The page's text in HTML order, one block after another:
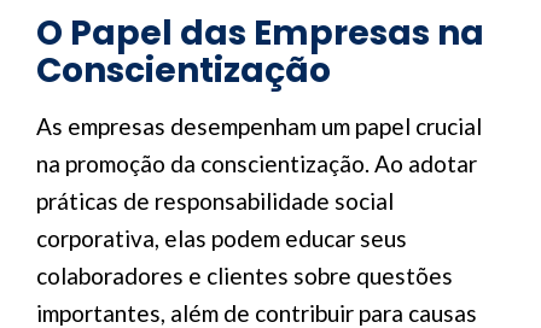
O Papel das Empresas na
Conscientização
As empresas desempenham um papel crucial
na promoção da conscientização. Ao adotar
práticas de responsabilidade social
corporativa, elas podem educar seus
colaboradores e clientes sobre questões
importantes, além de contribuir para causas